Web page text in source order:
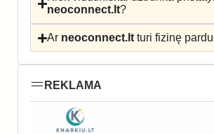
neoconnect.lt?
Ar neoconnect.lt turi fizinę
REKLAMA